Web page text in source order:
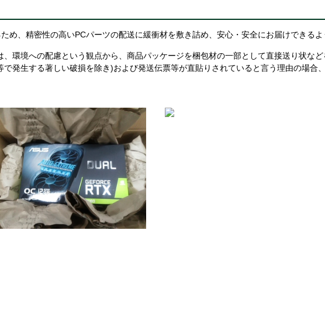
め、精密性の高いPCパーツの配送に緩衝材を敷き詰め、安心・安全にお届けできるよ
環境への配慮という観点から、商品パッケージを梱包材の一部として直接送り状な
発生する著しい破損を除き)および発送伝票等が直貼りされていると言う理由の場合